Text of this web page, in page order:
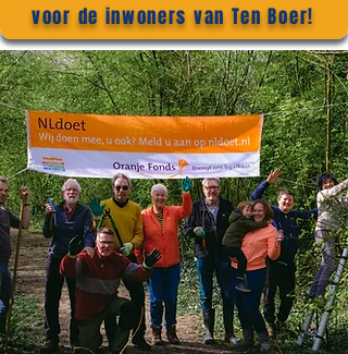
voor de inwoners van Ten Boer!